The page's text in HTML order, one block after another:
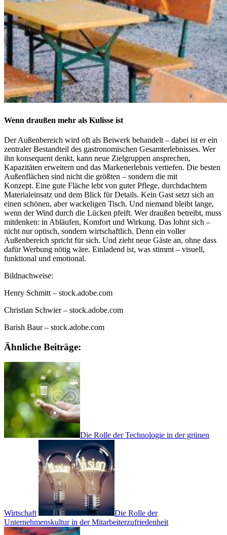
Wenn draußen mehr als Kulisse ist
Der Außenbereich wird oft als Beiwerk behandelt – dabei ist er ein
zentraler Bestandteil des gastronomischen Gesamterlebnisses. Wer
ihn konsequent denkt, kann neue Zielgruppen ansprechen,
Kapazitäten erweitern und das Markenerlebnis vertiefen. Die besten
Außenflächen sind nicht die größten – sondern die mit
Konzept. Eine gute Fläche lebt von guter Pflege, durchdachtem
Materialeinsatz und dem Blick für Details. Kein Gast setzt sich an
einen schönen, aber wackeligen Tisch. Und niemand bleibt lange,
wenn der Wind durch die Lücken pfeift. Wer draußen betreibt, muss
mitdenken: in Abläufen, Komfort und Wirkung. Das lohnt sich –
nicht nur optisch, sondern wirtschaftlich. Denn ein voller
Außenbereich spricht für sich. Und zieht neue Gäste an, ohne dass
dafür Werbung nötig wäre. Einladend ist, was stimmt – visuell,
funktional und emotional.
Bildnachweise:
Henry Schmitt – stock.adobe.com
Christian Schwier– stock.adobe.com
Barish Baur– stock.adobe.com
Ähnliche Beiträge:
Die Rolle der Technologie in der grünen
Wirtschaft
Die Rolle der
Unternehmenskultur in der Mitarbeiterzufriedenheit